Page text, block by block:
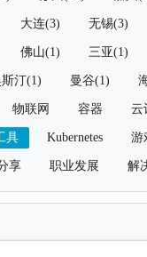
大连(3) 无锡(3)
佛山(1) 三亚(1)
汀(1) 曼谷(1)
物联网 容器 云
具 Kubernetes 游
享 职业发展 解